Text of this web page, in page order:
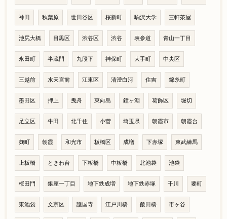
神田 秋葉原 世田谷区 桜新町 駒沢大学 三軒茶屋
池尻大橋 目黒区 渋谷区 渋谷 表参道 青山一丁目
永田町 半蔵門 九段下 神保町 大手町 中央区
三越前 水天宮前 江東区 清澄白河 住吉 錦糸町
墨田区 押上 曳舟 東向島 鐘ヶ淵 葛飾区 堀切
足立区 牛田 北千住 小菅 埼玉県 朝霞市 朝霞台
麹町 朝霞 和光市 板橋区 成増 下赤塚 東武練馬
上板橋 ときわ台 下板橋 中板橋 北池袋 池袋
桜田門 銀座一丁目 地下鉄成増 地下鉄赤塚 千川 要町
東池袋 文京区 護国寺 江戸川橋 飯田橋 市ヶ谷